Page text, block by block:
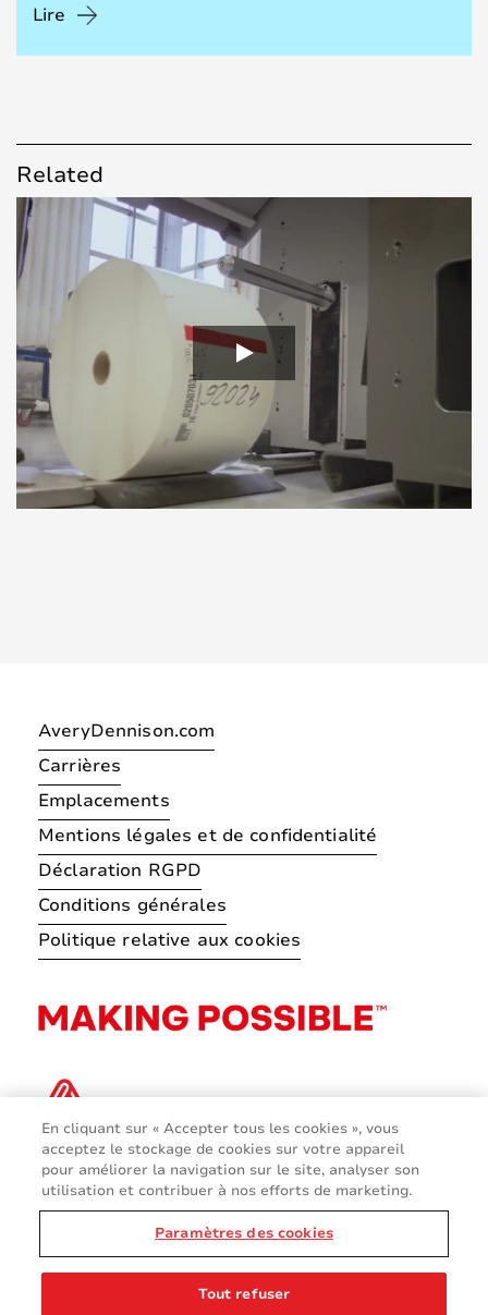
Lire
Related
AveryDennison.com
Carrières
Emplacements
Mentions légales et de confidentialité
Déclaration RGPD
Conditions générales
Politique relative aux cookies
© 2026 Avery Dennison Corporation
En cliquant sur « Accepter tous les cookies », vous
acceptez le stockage de cookies sur votre appareil
pour améliorer la navigation sur le site, analyser son
utilisation et contribuer à nos efforts de marketing.
Paramètres des cookies
Tout refuser